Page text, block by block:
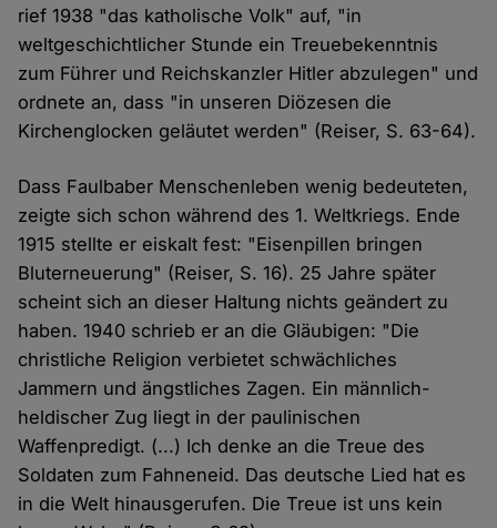
rief 1938 "das katholische Volk" auf, "in
weltgeschichtlicher Stunde ein Treuebekenntnis
zum Führer und Reichskanzler Hitler abzulegen" und
ordnete an, dass "in unseren Diözesen die
Kirchenglocken geläutet werden" (Reiser, S. 63-64).
Dass Faulbaber Menschenleben wenig bedeuteten,
zeigte sich schon während des 1. Weltkriegs. Ende
1915 stellte er eiskalt fest: "Eisenpillen bringen
Bluterneuerung" (Reiser, S. 16). 25 Jahre später
scheint sich an dieser Haltung nichts geändert zu
haben. 1940 schrieb er an die Gläubigen: "Die
christliche Religion verbietet schwächliches
Jammern und ängstliches Zagen. Ein männlich-
heldischer Zug liegt in der paulinischen
Waffenpredigt. (...) Ich denke an die Treue des
Soldaten zum Fahneneid. Das deutsche Lied hat es
in die Welt hinausgerufen. Die Treue ist uns kein